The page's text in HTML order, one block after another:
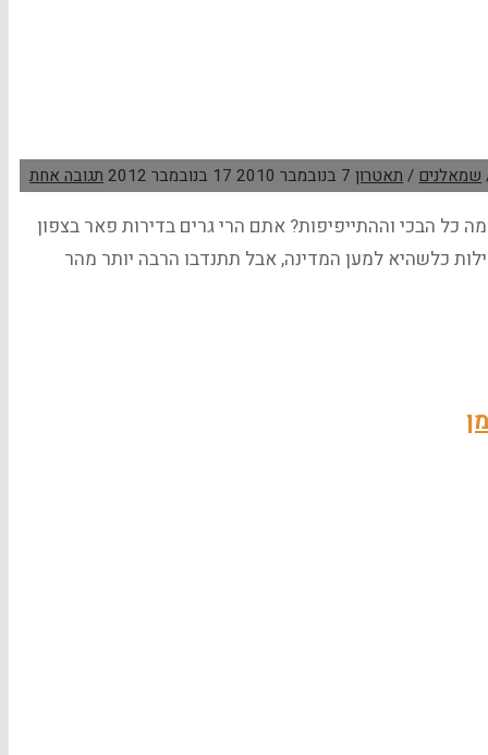
שמאלנים / תאטרון 7 בנובמבר 2010 17 בנובמבר 2012 תגובה אחת
הבכי וההתייפיפות? אתם הרי גרים בדירות פאר בצפון
כלשהיא למען המדינה, אבל תתנדבו הרבה יותר מהר